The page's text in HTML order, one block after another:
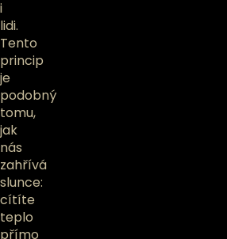
i
lidi.
Tento
princip
je
podobný
tomu,
jak
nás
zahřívá
slunce:
cítíte
teplo
přímo